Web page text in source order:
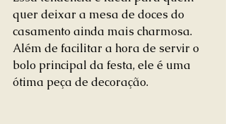
quer deixar a mesa de doces do
casamento ainda mais charmosa.
Além de facilitar a hora de servir o
bolo principal da festa, ele é uma
ótima peça de decoração.